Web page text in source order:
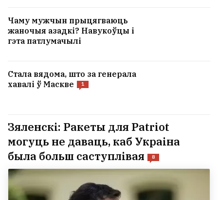
Чаму мужчын прыцягваюць
жаночыя азадкі? Навукоўцы і
гэта патлумачылі
Стала вядома, што за генерала
хавалі ў Маскве
1
Зяленскі: Ракеты для Patriot
могуць не даваць, каб Украіна
была больш саступлівая
8